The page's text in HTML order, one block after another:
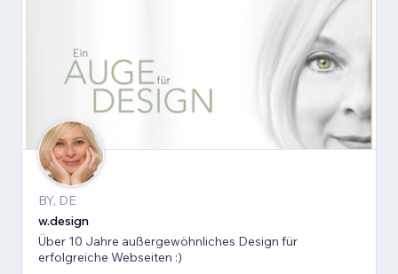
BY, DE
w.design
Über 10 Jahre außergewöhnliches Design für
erfolgreiche Webseiten :)